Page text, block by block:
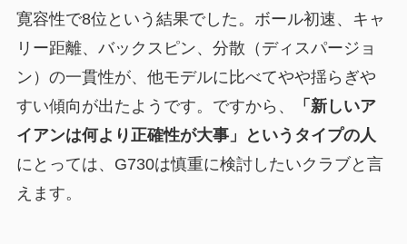
寛容性で8位という結果でした。ボール初速、キャ
リー距離、バックスピン、分散（ディスパージョ
ン）の一貫性が、他モデルに比べてやや揺らぎや
すい傾向が出たようです。ですから、
「新しいア
イアンは何より正確性が大事」というタイプの人
にとっては、G730は慎重に検討したいクラブと言
えます。